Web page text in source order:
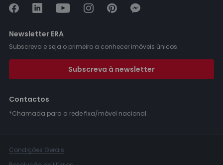
Newsletter ERA
Subscreva e seja o primeiro a conhecer imóveis únicos.
Subscreva à newsletter
Contactos
*Chamada para a rede fixa/móvel nacional.
Condições Gerais